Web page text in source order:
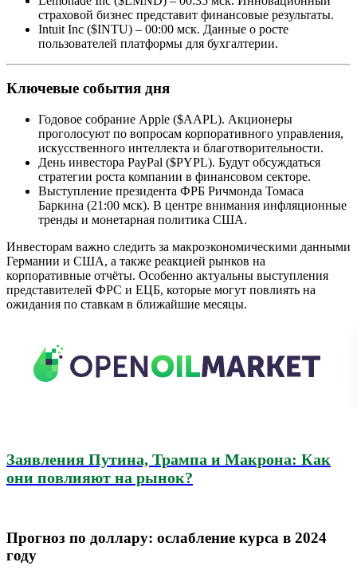
страховой бизнес представит финансовые результаты.
Intuit Inc ($INTU) – 00:00 мск. Данные о росте
пользователей платформы для бухгалтерии.
Ключевые события дня
Годовое собрание Apple ($AAPL). Акционеры
проголосуют по вопросам корпоративного управления,
искусственного интеллекта и благотворительности.
День инвестора PayPal ($PYPL). Будут обсуждаться
стратегии роста компании в финансовом секторе.
Выступление президента ФРБ Ричмонда Томаса
Баркина (21:00 мск). В центре внимания инфляционные
тренды и монетарная политика США.
Инвесторам важно следить за макроэкономическими данными
Германии и США, а также реакцией рынков на
корпоративные отчёты. Особенно актуальны выступления
представителей ФРС и ЕЦБ, которые могут повлиять на
ожидания по ставкам в ближайшие месяцы.
Заявления Путина, Трампа и Макрона: Как
они повлияют на рынок?
Прогноз по доллару: ослабление курса в 2024
году